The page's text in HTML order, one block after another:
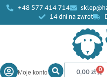
+48 577 414 714
14 dni na zwrot
Moje konto 0,00zł 0
VOUCHER »